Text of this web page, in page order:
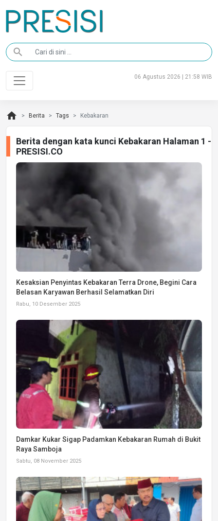
search
06 Agustus 2026 | 21:58 WIB
home Berita Tags Kebakaran
Berita dengan kata kunci Kebakaran Halaman 1 -
PRESISI.CO
Kesaksian Penyintas Kebakaran Terra Drone, Begini Cara
Belasan Karyawan Berhasil Selamatkan Diri
Rabu, 10 Desember 2025
Damkar Kukar Sigap Padamkan Kebakaran Rumah di Bukit
Raya Samboja
Sabtu, 08 November 2025